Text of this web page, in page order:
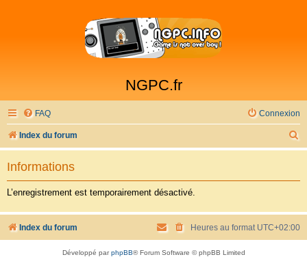
NGPC.fr
FAQ Connexion
Index du forum
e
c
Informations
L’enregistrement est temporairement désactivé.
Index du forum Heures au format UTC+02:00
Développé parphpBB® Forum Software © phpBB Limited